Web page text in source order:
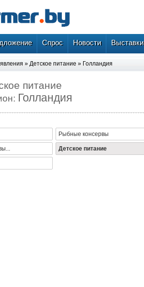
Спрос Новости Выставки
» Детское питание » Голландия
питание
Голландия
Рыбные консервы
Детское питание